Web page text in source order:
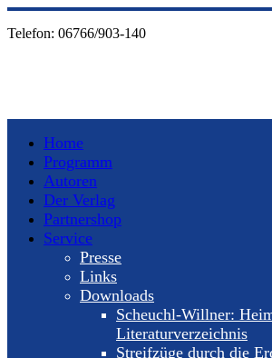
Telefon: 06766/903-140
Home
Programm
Autoren
Der Verlag
Partnershop
Service
Presse
Links
Downloads
Scheuchl-Willner:
Literaturverzeichnis
Streifzüge durch die